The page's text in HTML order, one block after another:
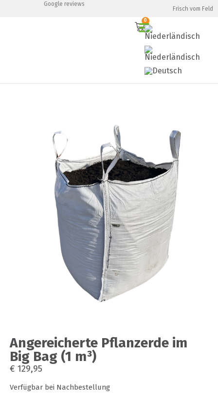
Google reviews
Frisch vom Feld
0
Angereicherte Pflanzerde im
Big Bag (1 m³)
€ 129,95
Verfügbar bei Nachbestellung